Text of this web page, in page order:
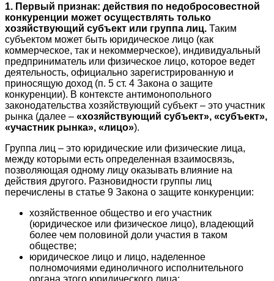
1. Первый признак: действия по недобросовестной
конкуренции может осуществлять только
хозяйствующий субъект или группа лиц. Таким
субъектом может быть юридическое лицо (как
коммерческое, так и некоммерческое), индивидуальный
предприниматель или физическое лицо, которое ведет
деятельность, официально зарегистрированную и
приносящую доход (п. 5 ст. 4 Закона о защите
конкуренции). В контексте антимонопольного
законодательства хозяйствующий субъект – это участник
рынка (далее – «хозяйствующий субъект», «субъект»,
«участник рынка», «лицо»).
Группа лиц – это юридические или физические лица,
между которыми есть определенная взаимосвязь,
позволяющая одному лицу оказывать влияние на
действия другого. Разновидности группы лиц
перечислены в статье 9 Закона о защите конкуренции:
хозяйственное общество и его участник
(юридическое или физическое лицо), владеющий
более чем половиной доли участия в таком
обществе;
юридическое лицо и лицо, наделенное
полномочиями единоличного исполнительного
органа этого юридического лица;